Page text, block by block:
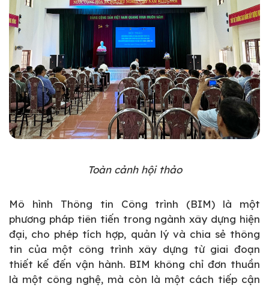
Toàn cảnh hội thảo
Mô hình Thông tin Công trình (BIM) là một
phương pháp tiên tiến trong ngành xây dựng hiện
đại, cho phép tích hợp, quản lý và chia sẻ thông
tin của một công trình xây dựng từ giai đoạn
thiết kế đến vận hành. BIM không chỉ đơn thuần
là một công nghệ, mà còn là một cách tiếp cận